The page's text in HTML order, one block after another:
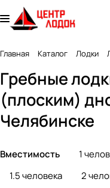
Главная Каталог Лодки
Гребные
(плоским)
Челябинске
Вместимость
1
1.5 человека
2